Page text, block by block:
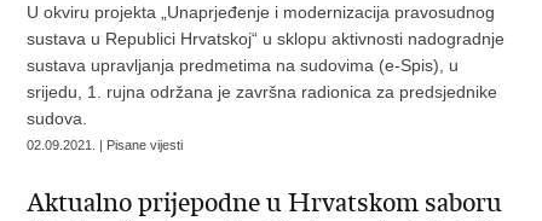
U okviru projekta „Unaprjeđenje i modernizacija pravosudnog
sustava u Republici Hrvatskoj“ u sklopu aktivnosti nadogradnje
sustava upravljanja predmetima na sudovima (e-Spis), u
srijedu, 1. rujna održana je završna radionica za predsjednike
sudova.
02.09.2021. | Pisane vijesti
Aktualno prijepodne u Hrvatskom saboru